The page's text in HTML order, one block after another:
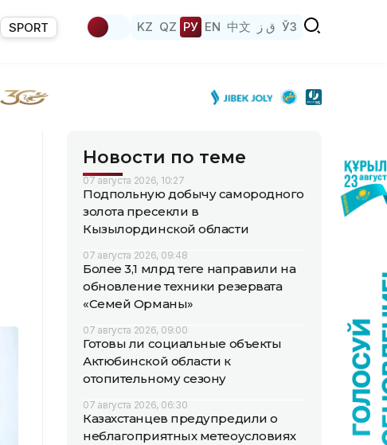
SPORT KZ QZ РУ EN 中文 ق ز ЎЗ
Новости по теме
07 августа 2026, 10:27
Подпольную добычу самородного
золота пресекли в
Кызылординской области
07 августа 2026, 09:48
Более 3,1 млрд теңге направили на
обновление техники резервата
«Семей Орманы»
07 августа 2026, 09:00
Готовы ли социальные объекты
Актюбинской области к
отопительному сезону
07 августа 2026, 06:30
Казахстанцев предупредили о
неблагоприятных метеоусловиях